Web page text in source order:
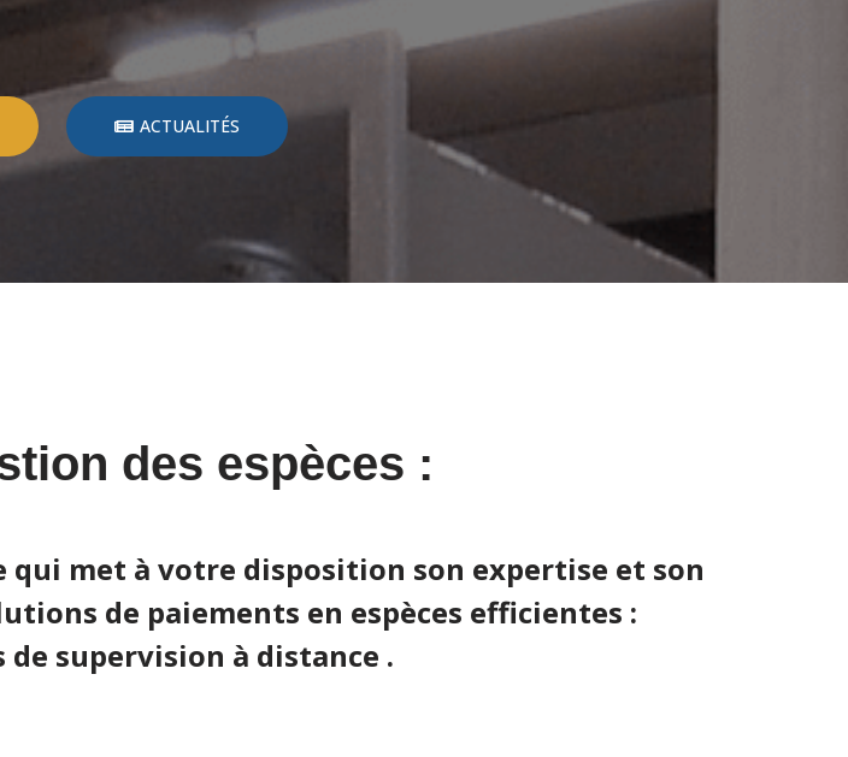
ACTUALITÉS
des espèces :
qui met à votre disposition son expertise et son
de paiements en espèces efficientes :
supervision à distance .